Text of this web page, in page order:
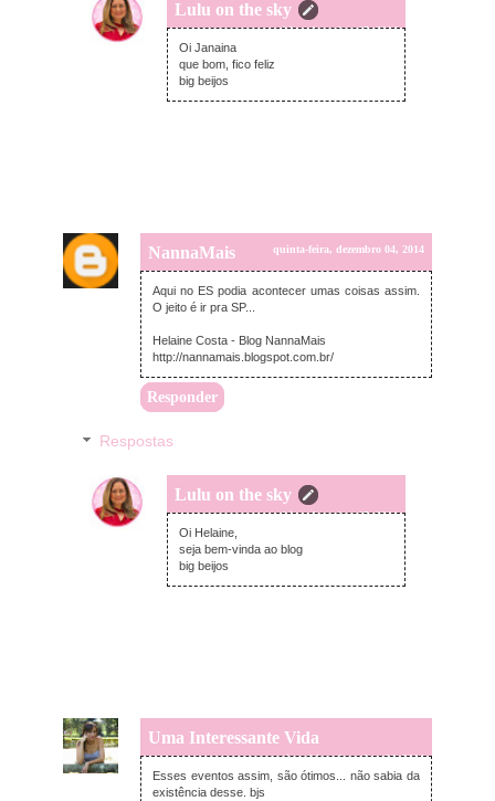
Lulu on the sky
sexta-feira, dezembro 05, 2014
Oi Janaina
que bom, fico feliz
big beijos
NannaMais quinta-feira, dezembro 04, 2014
Aqui no ES podia acontecer umas coisas assim.
O jeito é ir pra SP...
Helaine Costa - Blog NannaMais
http://nannamais.blogspot.com.br/
Responder
Respostas
Lulu on the sky
sexta-feira, dezembro 05, 2014
Oi Helaine,
seja bem-vinda ao blog
big beijos
Uma Interessante Vida
quinta-feira, dezembro 04, 2014
Esses eventos assim, são ótimos... não sabia da
existência desse. bjs